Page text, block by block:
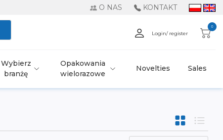
O NAS KONTAKT
Login/ register
0
Wybierz
branżę
Opakowania
wielorazowe
Novelties Sales